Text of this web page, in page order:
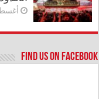
أغسطس
Find us on Facebook